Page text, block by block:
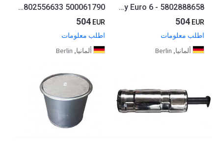
Rußpartikelfilter,Partikelfilter,DPF IVECO S-Way Euro 6 - 5802888658
504 EUR
اطلب معلومات
ألمانيا, Berlin
Rußpartikelfilter,Partikelfilter,DPF IVECO S-Way Euro 6 - 5802556633 500061790
504 EUR
اطلب معلومات
ألمانيا, Berlin